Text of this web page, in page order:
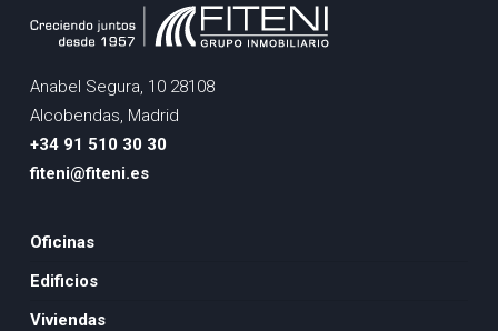
Anabel Segura, 10 28108
Alcobendas, Madrid
+34 91 510 30 30
fiteni@fiteni.es
Oficinas
Edificios
Viviendas